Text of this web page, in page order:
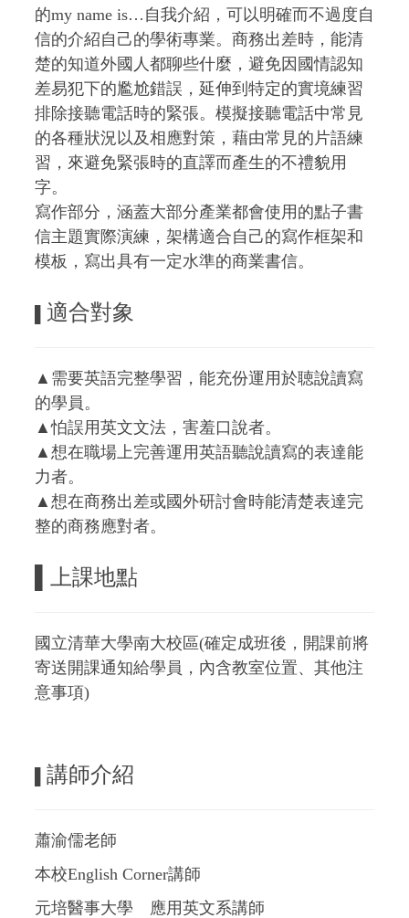
的my name is…自我介紹，可以明確而不過度自
信的介紹自己的學術專業。商務出差時，能清
楚的知道外國人都聊些什麼，避免因國情認知
差易犯下的尷尬錯誤，延伸到特定的實境練習
排除接聽電話時的緊張。模擬接聽電話中常見
的各種狀況以及相應對策， 藉由常見的片語練
習，來避免緊張時的直譯而產生的不禮貌用
字。
寫作部分，涵蓋大部分產業都會使用的點子書
信主題實際演練，架構適合自己的寫作框架和
模板，寫出具有一定水準的商業書信。
適合對象
▲需要英語完整學習，能充份運用於聴說讀寫
的學員。
▲怕誤用英文文法，害羞口說者。
▲想在職場上完善運用英語聽說讀寫的表達能
力者。
▲想在商務出差或國外研討會時能清楚表達完
整的商務應對者。
▌上課地點
國立清華大學南大校區(確定成班後，開課前將
寄送開課通知給學員，內含教室位置、其他注
意事項)
講師介紹
蕭渝儒老師
本校English Corner講師
元培醫事大學 應用英文系講師